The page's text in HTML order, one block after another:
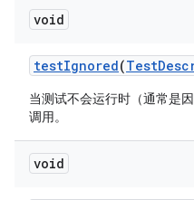
void
testIgnored(Test
当测试不会运行时（通常是
调用。
void